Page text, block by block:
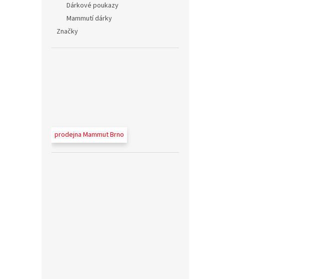
Dárkové poukazy
Mammutí dárky
Značky
prodejna Mammut Brno